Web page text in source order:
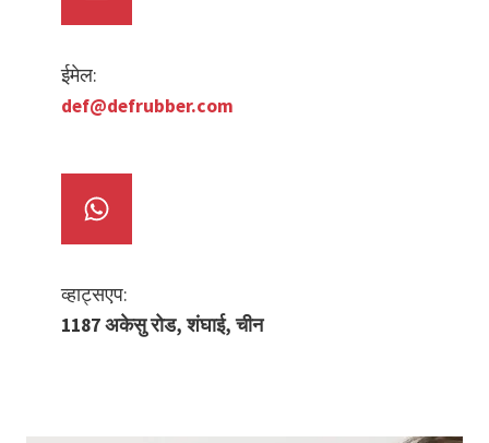
ईमेल:
def@defrubber.com
व्हाट्सएप:
1187 अकेसु रोड, शंघाई, चीन